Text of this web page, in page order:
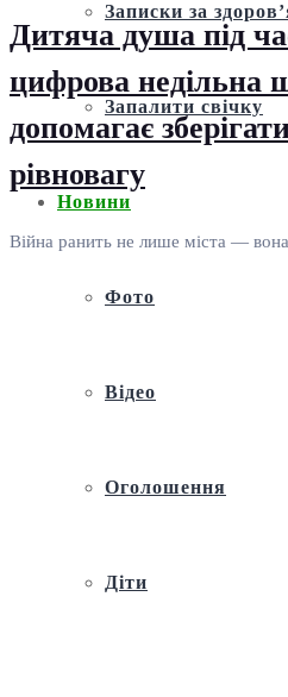
Записки за
Запалити свічку
Новини
Фото
Відео
Оголошення
Діти
Дитяча душа під
цифрова недільна
допомагає
рівновагу
Війна ранить не лише міста — вона